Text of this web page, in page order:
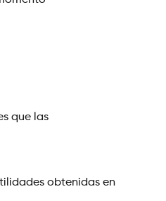
que las
obtenidas en